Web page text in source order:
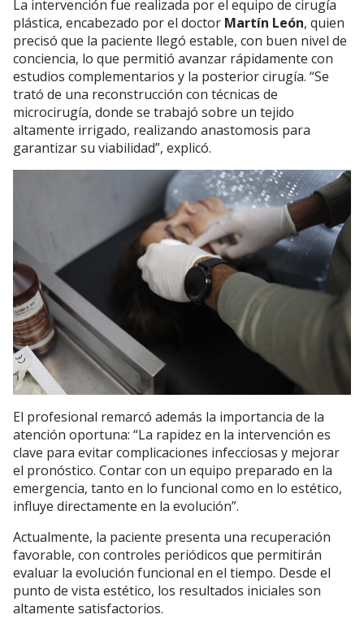
La intervención fue realizada por el equipo de cirugía
plástica, encabezado por el doctor Martín León, quien
precisó que la paciente llegó estable, con buen nivel de
conciencia, lo que permitió avanzar rápidamente con
estudios complementarios y la posterior cirugía. “Se
trató de una reconstrucción con técnicas de
microcirugía, donde se trabajó sobre un tejido
altamente irrigado, realizando anastomosis para
garantizar su viabilidad”, explicó.
El profesional remarcó además la importancia de la
atención oportuna: “La rapidez en la intervención es
clave para evitar complicaciones infecciosas y mejorar
el pronóstico. Contar con un equipo preparado en la
emergencia, tanto en lo funcional como en lo estético,
influye directamente en la evolución”.
Actualmente, la paciente presenta una recuperación
favorable, con controles periódicos que permitirán
evaluar la evolución funcional en el tiempo. Desde el
punto de vista estético, los resultados iniciales son
altamente satisfactorios.